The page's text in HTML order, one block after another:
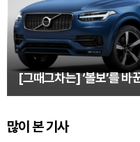
[그때그차는] ‘볼보’를 바
많이 본 기사